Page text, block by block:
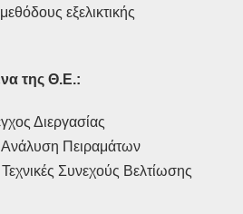
εξελικτικής
της Θ.Ε.:
Διεργασίας
Ανάλυση Πειραμάτων
Τεχνικές Συνεχούς Βελτίωσης